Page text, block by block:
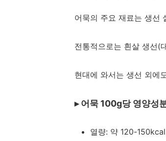
어묵의 주요 재료는 생선
전통적으로는 흰살 생선(
현대에 와서는 생선 외에
▸ 어묵 100g당 영양성
열량: 약 120-150kcal